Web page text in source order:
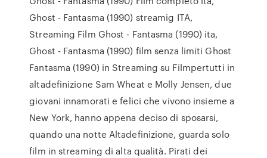
Ghost - Fantasma (1990) streamig ITA,
Streaming Film Ghost - Fantasma (1990) ita,
Ghost - Fantasma (1990) film senza limiti Ghost
Fantasma (1990) in Streaming su Filmpertutti in
altadefinizione Sam Wheat e Molly Jensen, due
giovani innamorati e felici che vivono insieme a
New York, hanno appena deciso di sposarsi,
quando una notte Altadefinizione, guarda solo
film in streaming di alta qualità. Pirati dei